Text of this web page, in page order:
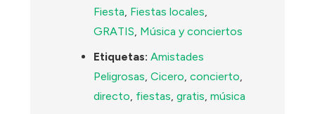
Fiesta, Fiestas locales,
GRATIS, Música y conciertos
Etiquetas: Amistades
Peligrosas,Cicero,concierto,
directo, fiestas,gratis,música